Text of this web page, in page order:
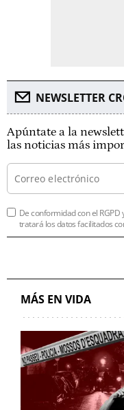
NEWSLETTER
Apúntate a la
las noticias más
De conformidad con el RGPD
tratará los datos facilitados
MÁS EN VIDA